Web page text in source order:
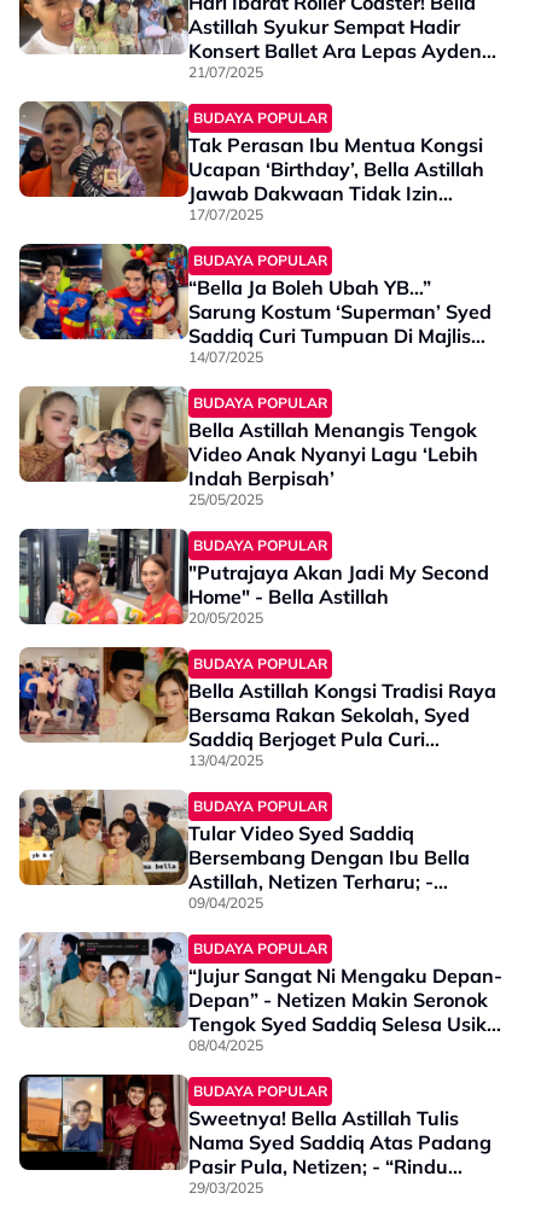
Astillah Syukur Sempat Hadir
Konsert Ballet Ara Lepas Ayden
Jatuh - “Mummy Dia Menangis…”
21/07/2025
BUDAYA POPULAR
Tak Perasan Ibu Mentua Kongsi
Ucapan ‘Birthday’, Bella Astillah
Jawab Dakwaan Tidak Izin
Keluarga Aliff Aziz Jumpa Anak
17/07/2025
BUDAYA POPULAR
“Bella Ja Boleh Ubah YB…”
Sarung Kostum ‘Superman’ Syed
Saddiq Curi Tumpuan Di Majlis
Hari Jadi Anak Bella Astillah
14/07/2025
BUDAYA POPULAR
Bella Astillah Menangis Tengok
Video Anak Nyanyi Lagu ‘Lebih
Indah Berpisah’
25/05/2025
BUDAYA POPULAR
"Putrajaya Akan Jadi My Second
Home" - Bella Astillah
20/05/2025
BUDAYA POPULAR
Bella Astillah Kongsi Tradisi Raya
Bersama Rakan Sekolah, Syed
Saddiq Berjoget Pula Curi
Tumpuan - “Dah Macam Tarian…”
13/04/2025
BUDAYA POPULAR
Tular Video Syed Saddiq
Bersembang Dengan Ibu Bella
Astillah, Netizen Terharu; -
“Greenlight Kedua Belah
Keluarga Sudah Ada…”
09/04/2025
BUDAYA POPULAR
“Jujur Sangat Ni Mengaku Depan-
Depan” - Netizen Makin Seronok
Tengok Syed Saddiq Selesa Usik
Bella Astillah
08/04/2025
BUDAYA POPULAR
Sweetnya! Bella Astillah Tulis
Nama Syed Saddiq Atas Padang
Pasir Pula, Netizen; - “Rindu
Sangat Ya…”
29/03/2025